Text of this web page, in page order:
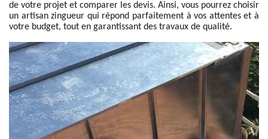
de votre projet et comparer les devis. Ainsi, vous pourrez choisir
un artisan zingueur qui répond parfaitement à vos attentes et à
votre budget, tout en garantissant des travaux de qualité.